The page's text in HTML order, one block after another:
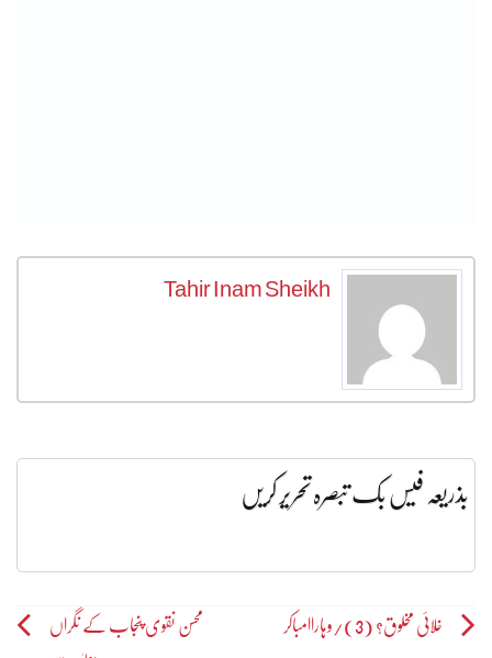
Tahir Inam Sheikh
بذریعہ فیس بک تبصرہ تحریر کریں
Postخلائی مخلوق؟ (3)/وہاراامباکر محسن نقوی پنجاب کے نگراں